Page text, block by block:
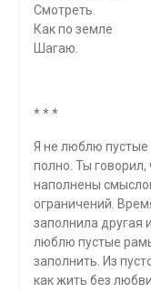
Смотреть.
Как по земле
Шагаю.
* * *
Я не люблю
полно. Ты
наполнены
ограничений.
заполнила другая
люблю пустые
заполнить. Из
как жить без